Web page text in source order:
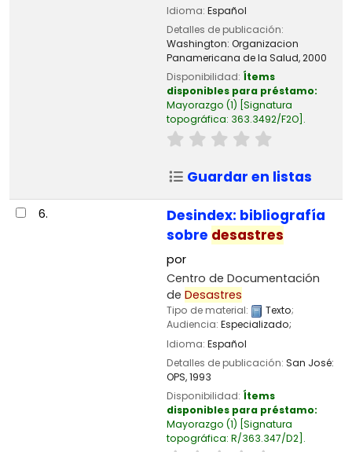
Idioma: Español
Detalles de publicación:
Washington: Organizacion
Panamericana de la Salud,2000
Disponibilidad: Ítems
disponibles para préstamo:
Mayorazgo (1) Signatura
topográfica: 363.3492/F2O .
Guardar en listas
6.
Desindex: bibliografía
sobre desastres
por
Centro de Documentación
de Desastres
Tipo de material: Texto;
Audiencia: Especializado;
Idioma: Español
Detalles de publicación: San José:
OPS,1993
Disponibilidad: Ítems
disponibles para préstamo:
Mayorazgo (1) Signatura
topográfica: R/363.347/D2 .